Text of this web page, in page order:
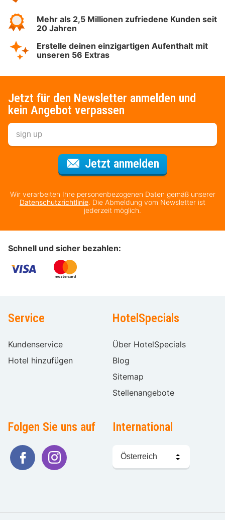
Mehr als 2,5 Millionen zufriedene Kunden seit
20 Jahren
Erstelle deinen einzigartigen Aufenthalt mit
unseren 56 Extras
Jetzt für den Newsletter anmelden und
kein Angebot verpassen
Jetzt anmeldenFür den
Wir verarbeiten Ihre personenbezogenen Daten gemäß unserer
Datenschutzrichtlinie. Die Abmeldung vom Newsletter ist
jederzeit möglich.
Schnell und sicher bezahlen:
Service
Kundenservice
Hotel hinzufügen
HotelSpecials
Über HotelSpecials
Blog
Sitemap
Stellenangebote
Folgen Sie uns auf International
Sprache
wählen